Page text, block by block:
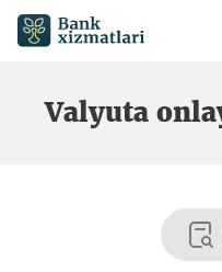
Valyuta